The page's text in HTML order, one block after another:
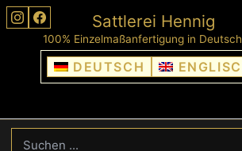
Zum
Inhalt
springen
Sattlerei Hennig
100% Einzelmaßanfertigung in
DEUTSCH